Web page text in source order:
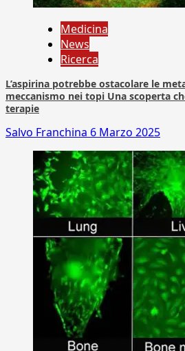
Medicina
News
Ricerca
L’aspirina potrebbe ostacolare le
meccanismo nei topi Una scoperta
terapie
Salvo Franchina 6 Marzo 2025